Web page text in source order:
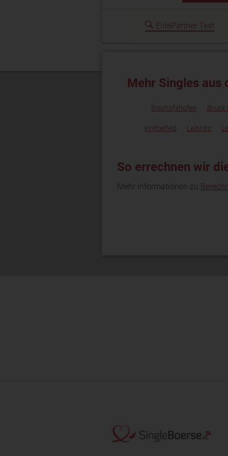
ElitePartner Test
Mehr Singles aus
Bischofshofen Bruck
Knittelfeld Leibnitz
So errechnen wir
Mehr Informationen zu